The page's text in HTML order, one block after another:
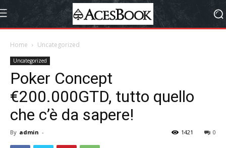
Home Uncategorized
Uncategorized
Poker Concept
€200.000GTD, tutto quello
che c’è da sapere!
By admin - 0
1421